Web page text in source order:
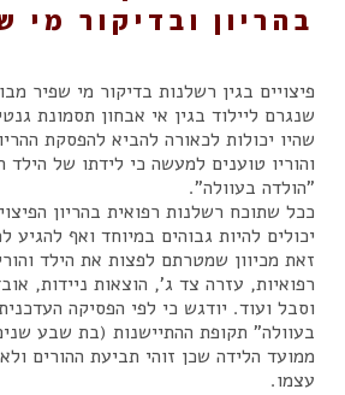
בהריון ובדיקור מי
פיצויים בגין רשלנות בדיקור מי שפיר
שנגרם ליילוד בגין אי אבחון תסמונת
שהיו יכולות לכאורה להביא להפסקת
והוריו טוענים למעשה כי לידתו של הילד
"הולדה בעוולה".
ככל שתוכח רשלנות רפואית בהריון
יכולים להיות גבוהים במיוחד ואף להגיע
זאת מכיוון שמטרתם לפצות את הילד
רפואיות, עזרה צד ג', הוצאות ניידות,
וסבל ועוד. יודגש כי לפי הפסיקה
בעוולה" תקופת ההתיישנות (בת שבע
ממועד הלידה שכן זוהי תביעת ההורים
עצמו.